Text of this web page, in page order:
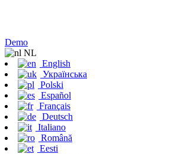
Demo
NL
English
Українська
Polski
Español
Français
Deutsch
Italiano
Română
Eesti